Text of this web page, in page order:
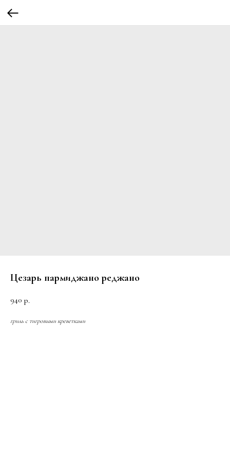
Цезарь пармиджано реджано
940 р.
гриль с тигровыми креветками